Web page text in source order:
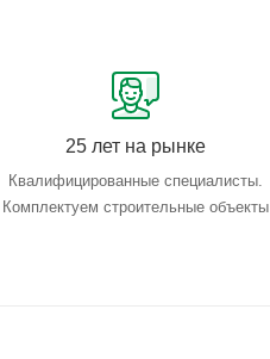
25 лет на рынке
Квалифицированные специалисты.
Комплектуем строительные объекты